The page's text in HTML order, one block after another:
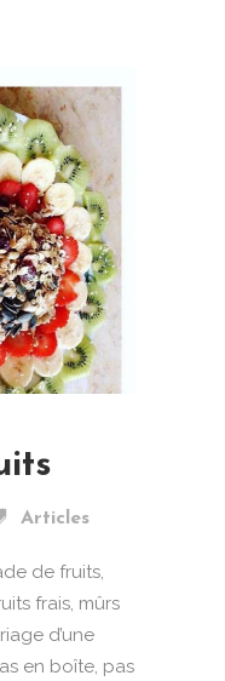
Articles
de fruits,
frais, mûrs
d’une
en boîte, pas